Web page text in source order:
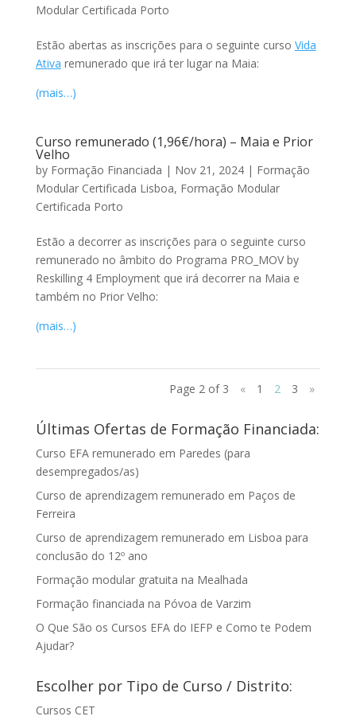
Modular Certificada Porto
Estão abertas as inscrições para o seguinte curso Vida
Ativa remunerado que irá ter lugar na Maia:
(mais…)
Curso remunerado (1,96€/hora) – Maia e Prior
Velho
by Formação Financiada | Nov 21, 2024| Formação
Modular Certificada Lisboa, Formação Modular
Certificada Porto
Estão a decorrer as inscrições para o seguinte curso
remunerado no âmbito do Programa PRO_MOV by
Reskilling 4 Employment que irá decorrer na Maia e
também no Prior Velho:
(mais…)
Page 2 of 3 « 1 2 3 »
Últimas Ofertas de Formação Financiada:
Curso EFA remunerado em Paredes (para
desempregados/as)
Curso de aprendizagem remunerado em Paços de
Ferreira
Curso de aprendizagem remunerado em Lisboa para
conclusão do 12º ano
Formação modular gratuita na Mealhada
Formação financiada na Póvoa de Varzim
O Que São os Cursos EFA do IEFP e Como te Podem
Ajudar?
Escolher por Tipo de Curso / Distrito:
Cursos CET